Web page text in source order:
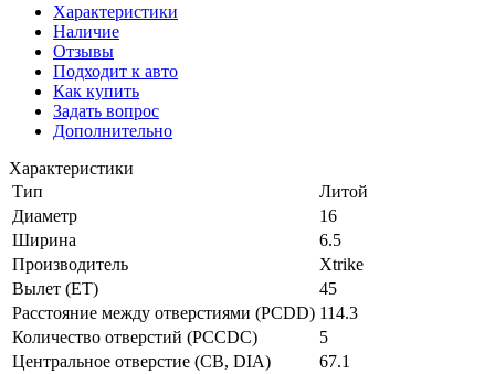
Характеристики
Наличие
Отзывы
Подходит к авто
Как купить
Задать вопрос
Дополнительно
Характеристики
Тип
Литой
Диаметр
16
Ширина
6.5
Производитель
Xtrike
Вылет (ET)
45
Расстояние между отверстиями (PCDD) 114.3
Количество отверстий (PCCDC)
5
Центральное отверстие (CB, DIA)
67.1